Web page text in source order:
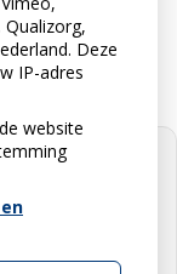
is om
Deze
IP-adres
website